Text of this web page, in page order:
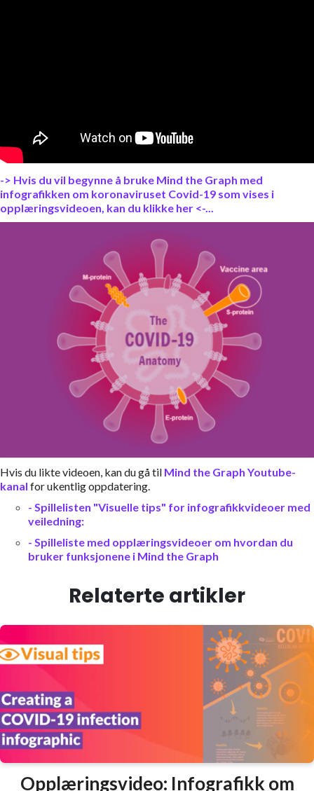
-> Hvis du vil begynne å bruke Mind the Graph med
infografikken om koronaviruset Covid-19 som vises i
opplæringsvideoen, kan du klikke her <-...
Hvis du likte videoen, kan du gå til Mind the Graph Youtube-
kanal for ukentlig oppdatering.
- Spillelisten "Visuelle tips" for infografikkvideoer med
veiledning:
- Spilleliste med opplæringsvideoer om hvordan du
bruker funksjonene i Mind the Graph
Relaterte artikler
Opplæringsvideo: Infografikk om